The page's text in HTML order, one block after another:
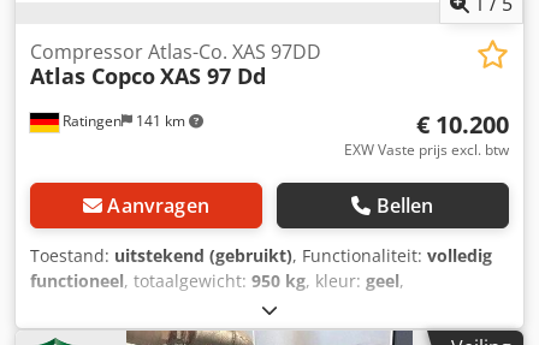
Ratingen 141 km
Compressor Atlas-Co. XAS 97DD
Atlas CopcoXAS 97 Dd
€ 10.200
EXW Vaste prijs excl. btw
Aanvragen Bellen
Toestand: uitstekend (gebruikt), Functionaliteit: volledig
functioneel, totaalgewicht: 950 kg, kleur: geel,
, brandstoftankcapaciteit:
motorfabrikant:Deutz D2011L03, totale lengte:3.740 mm,